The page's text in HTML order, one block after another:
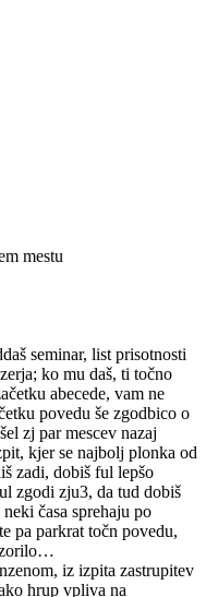
mestu
seminar, list prisotnosti
ko mu daš, ti točno
abecede, vam ne
povedu še zgodbico o
zj par mescev nazaj
kjer se najbolj plonka od
zadi, dobiš ful lepšo
zgodi zju3, da tud dobiš
časa sprehaju po
pa parkrat točn povedu,
iz izpita zastrupitev
hrup vpliva na